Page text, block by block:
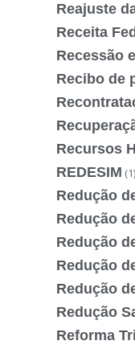
Reajuste
Receita
Recessão
Recibo de
Recursos
REDESIM (1)
Redução
Redução
Redução
Redução
Redução
Redução
Reforma